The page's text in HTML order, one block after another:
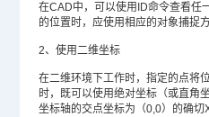
在CAD中，可以使用ID命令查看任
的位置时，应使用相应的对象捕捉
2、使用二维坐标
在二维环境下工作时，指定的点将
时，既可以使用绝对坐标（或直角
坐标轴的交点坐标为（0,0）的确切